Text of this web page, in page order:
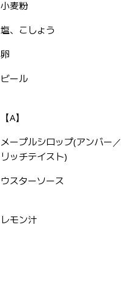
小麦粉
塩、こしょう
卵
ビール
【A】
メープルシロップ(アンバー／
リッチテイスト)
ウスターソース
レモン汁